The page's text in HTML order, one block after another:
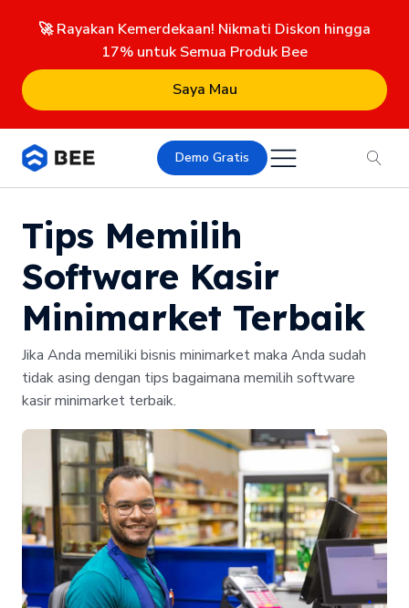
🚀 Rayakan Kemerdekaan! Nikmati Diskon hingga
17% untuk Semua Produk Bee
Saya Mau
Demo Gratis
Tips Memilih
Software Kasir
Minimarket Terbaik
Jika Anda memiliki bisnis minimarket maka Anda sudah
tidak asing dengan tips bagaimana memilih software
kasir minimarket terbaik.